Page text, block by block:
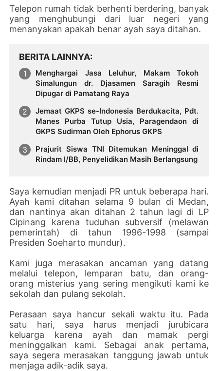
Telepon rumah tidak berhenti berdering, banyak
yang menghubungi dari luar negeri yang
menanyakan apakah benar ayah saya ditahan.
BERITA LAINNYA
Menghargai Jasa Leluhur, Makam Tokoh
Simalungun dr. Djasamen Saragih Resmi
Dipugar di Pamatang Raya
Jemaat GKPS se-Indonesia Berdukacita, Pdt.
Manes Purba Tutup Usia, Paragendaon di
GKPS Sudirman Oleh Ephorus GKPS
Prajurit Siswa TNI Ditemukan Meninggal di
Rindam I/BB, Penyelidikan Masih Berlangsung
Saya kemudian menjadi PR untuk beberapa hari.
Ayah kami ditahan selama 9 bulan di Medan,
dan nantinya akan ditahan 2 tahun lagi di LP
Cipinang karena tuduhan subversif (melawan
pemerintah) di tahun 1996-1998 (sampai
Presiden Soeharto mundur).
Kami juga merasakan ancaman yang datang
melalui telepon, lemparan batu, dan orang-
orang misterius yang sering mengikuti kami ke
sekolah dan pulang sekolah.
Perasaan saya hancur sekali waktu itu. Pada
satu hari, saya harus menjadi jurubicara
keluarga karena ayah dan mamak pergi
meninggalkan kami. Sebagai anak pertama,
saya segera merasakan tanggung jawab untuk
menjaga adik-adik saya.